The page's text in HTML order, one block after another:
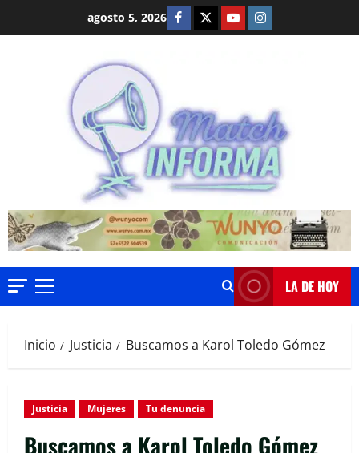
al
agosto 5, 2026 Facebook
TwitterYoutubeInstagram
Menú
LA DE HOY
Inicio Justicia Buscamos a Karol Toledo Gómez
Justicia Mujeres Tu denuncia
Buscamos a Karol Toledo Gómez